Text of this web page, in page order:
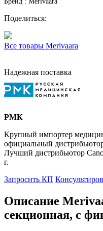
Поделиться:
Все товары Merivaara
Надежная поставка
РМК
Крупный импортер
официальный
Лучший дистрибьютор
г.
Запросить КП
Описание
секционная, с